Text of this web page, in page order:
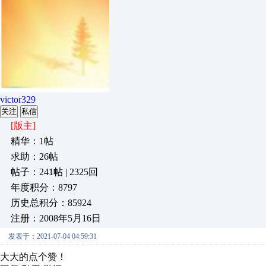
victor329
关注 私信
[版主]
精华：1帖
求助：26帖
帖子：241帖 | 2325回
年度积分：8797
历史总积分：85924
注册：2008年5月16日
发表于：2021-07-04 04:59:31
大大的点个赞！